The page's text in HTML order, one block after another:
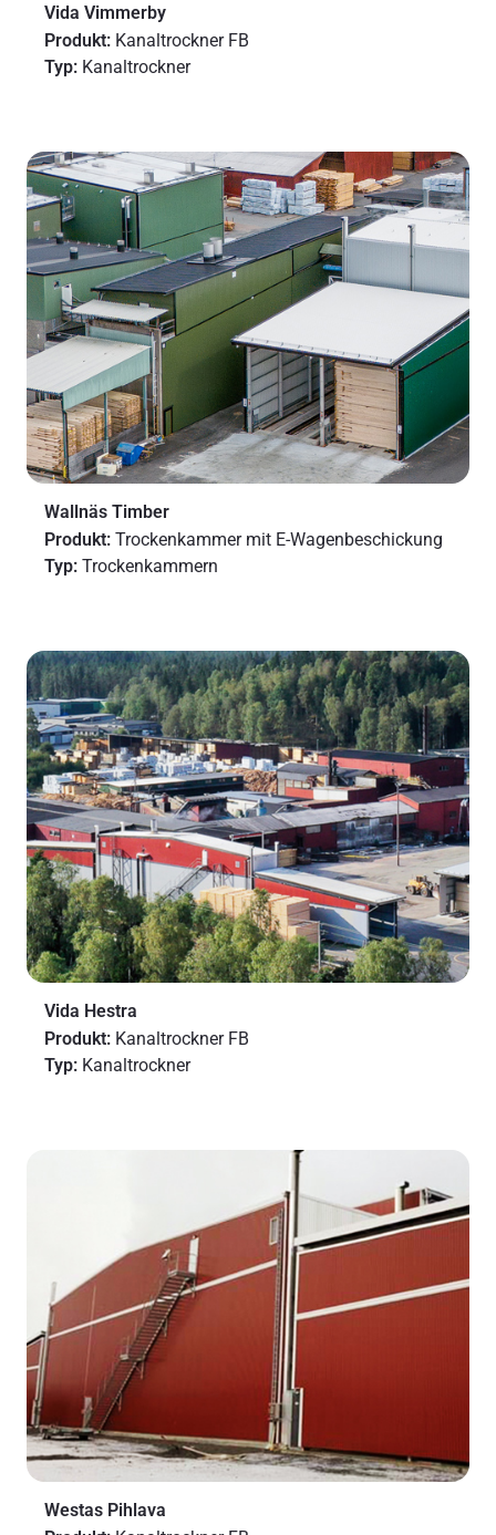
Vida Vimmerby
Produkt: Kanaltrockner FB
Typ: Kanaltrockner
Wallnäs Timber
Produkt: Trockenkammer mit E-Wagenbeschickung
Typ: Trockenkammern
Vida Hestra
Produkt: Kanaltrockner FB
Typ: Kanaltrockner
Westas Pihlava